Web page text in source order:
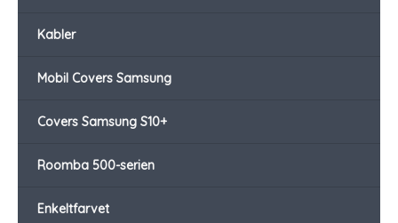
Kabler
Mobil Covers Samsung
Covers Samsung S10+
Roomba 500-serien
Enkeltfarvet